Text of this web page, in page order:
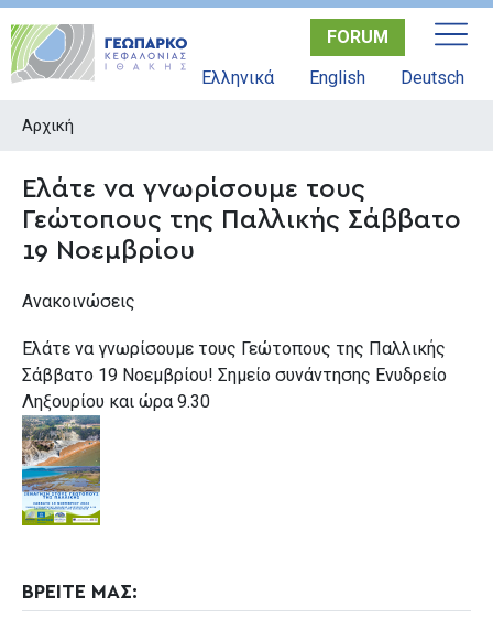
Παράκαμψη
FORUM
Ελληνικά
English Deutsch
Αρχική
Ελάτε να γνωρίσουμε τους
Γεώτοπους της Παλλικής Σάββατο
19 Νοεμβρίου
Ανακοινώσεις
Ελάτε να γνωρίσουμε τους Γεώτοπους της Παλλικής
Σάββατο 19 Νοεμβρίου! Σημείο συνάντησης Ενυδρείο
Ληξουρίου και ώρα 9.30
ΒΡΕΙΤΕ ΜΑΣ: